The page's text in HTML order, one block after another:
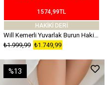
1574,99TL
HAKİKİ DERİ
Will Kemerli Yuvarlak Burun Hakiki Süet Deri Babet Saks Mavi
₺1.749,99
₺1.999,99
%13